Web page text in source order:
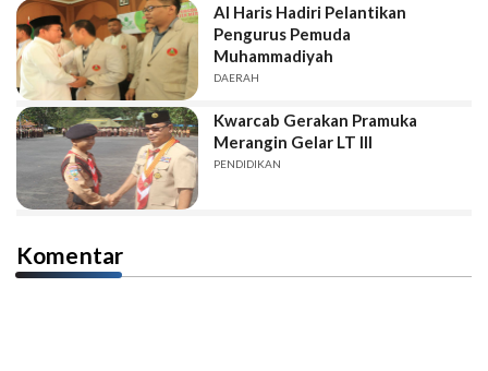
Al Haris Hadiri Pelantikan
Pengurus Pemuda
Muhammadiyah
DAERAH
Kwarcab Gerakan Pramuka
Merangin Gelar LT III
PENDIDIKAN
Komentar